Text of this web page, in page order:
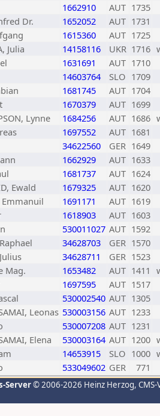
1662910 AUT 1735
Dr. 1652052 AUT 1731
1615360 AUT 1725
Julia 14158116 UKR 1716
1631691 AUT 1710
14603764 SLO 1709
1681745 AUT 1704
1670379 AUT 1699
Lynne 1684256 AUT 1686
1697552 AUT 1681
34622560 GER 1649
1662929 AUT 1633
1681737 AUT 1624
Ewald 1679325 AUT 1620
Emmanuil 1691171 AUT 1619
1618903 AUT 1603
530011027 AUT 1592
34628703 GER 1570
34628711 GER 1523
Mag. 1653482 AUT 1411
1697595 AUT 1517
530002540 AUT 1305
Leonas 530003156 AUT 1233
530007208 AUT 1231
Elena 530003164 AUT 1200
14653915 SLO 1000
533049602 GER 771
Server© 2006-2026 Heinz Herzog,